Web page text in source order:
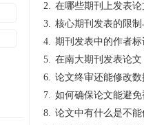
2. 在哪些期刊上发表论文，对考
3. 核心期刊发表的限
4. 期刊发表中的作者标识：重
5. 在南大期刊发表论文：一场知识探索与学
6. 论文终审还能修改数
7. 如何确保论文能避免被退回：关键
8. 论文中有什么是不能